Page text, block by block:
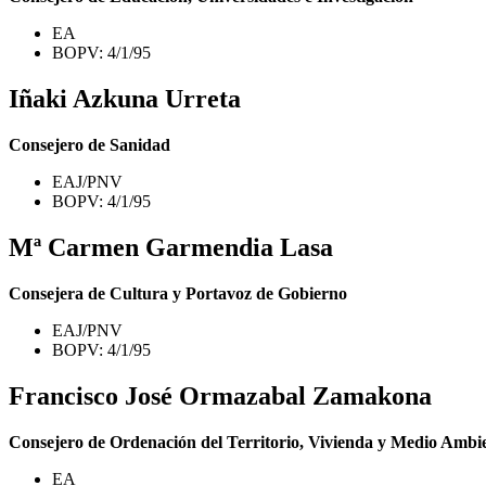
EA
BOPV: 4/1/95
Iñaki Azkuna Urreta
Consejero de Sanidad
EAJ/PNV
BOPV: 4/1/95
Mª Carmen Garmendia Lasa
Consejera de Cultura y Portavoz de Gobierno
EAJ/PNV
BOPV: 4/1/95
Francisco José Ormazabal Zamakona
Consejero de Ordenación del Territorio, Vivienda y Medio
EA